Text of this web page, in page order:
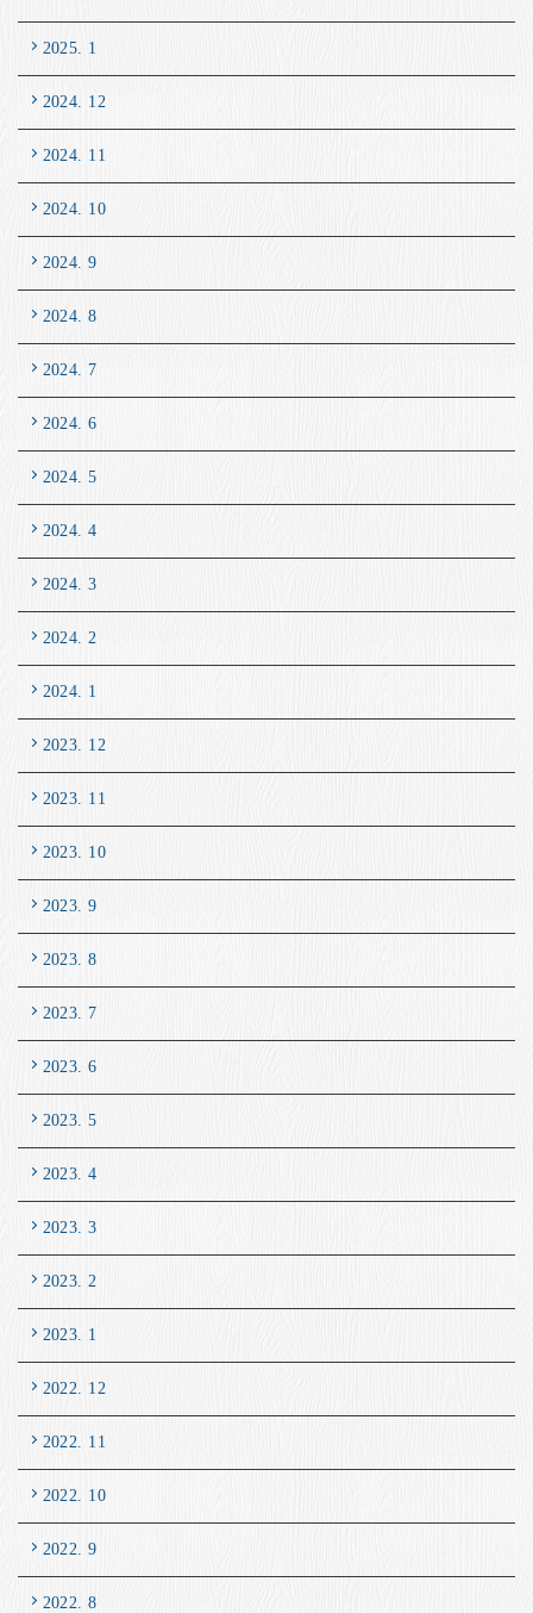
2025. 1
2024. 12
2024. 11
2024. 10
2024. 9
2024. 8
2024. 7
2024. 6
2024. 5
2024. 4
2024. 3
2024. 2
2024. 1
2023. 12
2023. 11
2023. 10
2023. 9
2023. 8
2023. 7
2023. 6
2023. 5
2023. 4
2023. 3
2023. 2
2023. 1
2022. 12
2022. 11
2022. 10
2022. 9
2022. 8